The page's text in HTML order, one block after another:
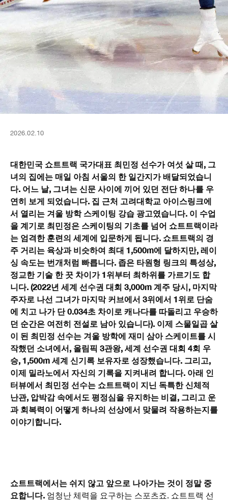
2026.02.10
대한민국 쇼트트랙 국가대표 최민정 선수가 여섯 살 때, 그
녀의 집에는 매일 아침 서울의 한 일간지가 배달되었습니
다. 어느 날, 그녀는 신문 사이에 끼어 있던 전단 하나를 우
연히 보게 되었습니다. 집 근처 고려대학교 아이스링크에
서 열리는 겨울 방학 스케이팅 강습 광고였습니다. 이 수업
을 계기로 최민정은 스케이팅의 기초를 넘어 쇼트트랙이라
는 엄격한 훈련의 세계에 입문하게 됩니다. 쇼트트랙의 경
주 거리는 육상과 비슷하여 최대 1,500m에 달하지만, 레이
싱 속도는 번개처럼 빠릅니다. 좁은 타원형 링크의 특성상,
정교한 기술 한 끗 차이가 1위부터 최하위를 가르기도 합
니다. (2022년 세계 선수권 대회 3,000m 계주 당시, 마지막
주자로 나선 그녀가 마지막 커브에서 3위에서 1위로 단숨
에 치고 나가 단 0.034초 차이로 캐나다를 따돌리고 우승하
던 순간은 여전히 전설로 남아 있습니다). 이제 스물일곱 살
이 된 최민정 선수는 겨울 방학에 재미 삼아 스케이트를 시
작했던 소녀에서, 올림픽 3관왕, 세계 선수권 대회 4회 우
승, 1,500m 세계 신기록 보유자로 성장했습니다. 그리고,
이제 밀라노에서 자신의 기록을 지켜내려 합니다. 아래 인
터뷰에서 최민정 선수는 쇼트트랙이 지닌 독특한 신체적
난관, 압박감 속에서도 평정심을 유지하는 비결, 그리고 운
과 회복력이 어떻게 하나의 선상에서 맞물려 작용하는지를
이야기합니다.
쇼트트랙에서는 쉬지 않고 앞으로 나아가는 것이 정말 중
요합니다. 엄청난 체력을 요구하는 스포츠죠. 쇼트트랙 선